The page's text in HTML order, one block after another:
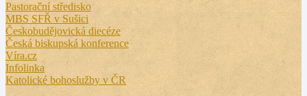
Pastorační středisko
MBS SFŘ v Sušici
Českobudějovická diecéze
Česká biskupská konference
Víra.cz
Infolinka
Katolické bohoslužby v ČR